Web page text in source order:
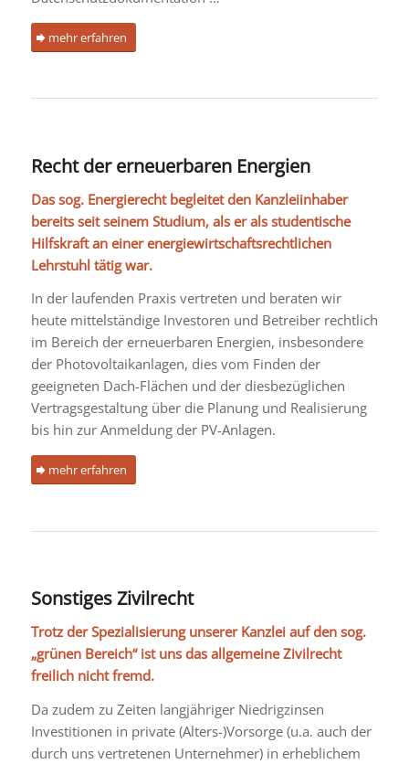
mehr erfahren
Recht der erneuerbaren Energien
Das sog. Energierecht begleitet den Kanzleiinhaber
bereits seit seinem Studium, als er als studentische
Hilfskraft an einer energiewirtschaftsrechtlichen
Lehrstuhl tätig war.
In der laufenden Praxis vertreten und beraten wir
heute mittelständige Investoren und Betreiber rechtlich
im Bereich der erneuerbaren Energien, insbesondere
der Photovoltaikanlagen, dies vom Finden der
geeigneten Dach-Flächen und der diesbezüglichen
Vertragsgestaltung über die Planung und Realisierung
bis hin zur Anmeldung der PV-Anlagen.
mehr erfahren
Sonstiges Zivilrecht
Trotz der Spezialisierung unserer Kanzlei auf den sog.
„grünen Bereich“ ist uns das allgemeine Zivilrecht
freilich nicht fremd.
Da zudem zu Zeiten langjähriger Niedrigzinsen
Investitionen in private (Alters-)Vorsorge (u.a. auch der
durch uns vertretenen Unternehmer) in erheblichem